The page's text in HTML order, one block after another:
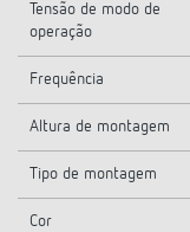
Tensão de modo de
operação
Frequência
Altura de montagem
Tipo de montagem
Cor